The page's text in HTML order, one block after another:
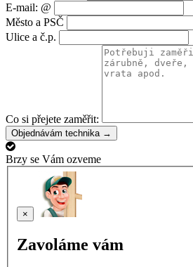
E-mail: @
Město a PSČ
Ulice a č.p.
Co si přejete zaměřit:
Objednávám technika →
Brzy se Vám ozveme
×
Zavoláme vám